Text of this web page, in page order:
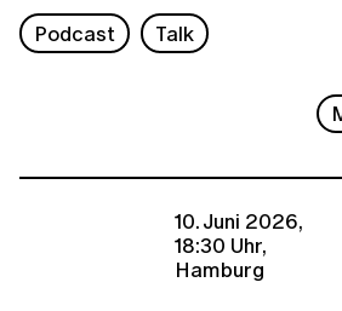
Podcast Talk
10. Juni 2026,
18:30 Uhr,
Hamburg